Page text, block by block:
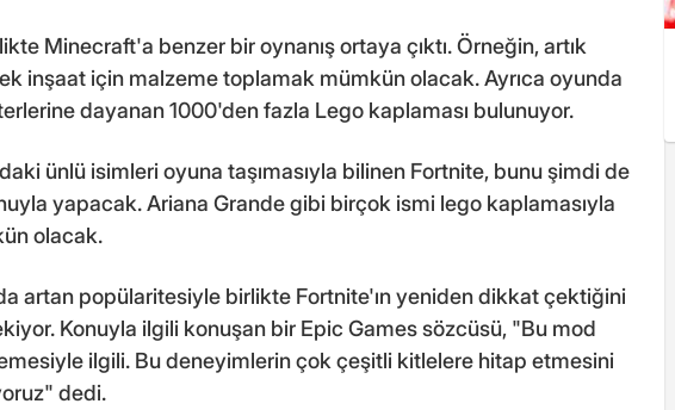
Minecraft'a benzer bir oynanış ortaya çıktı. Örneğin, artık
inşaat için malzeme toplamak mümkün olacak. Ayrıca oyunda
dayanan 1000'den fazla Lego kaplaması bulunuyor.
ünlü isimleri oyuna taşımasıyla bilinen Fortnite, bunu şimdi de
yapacak. Ariana Grande gibi birçok ismi lego kaplamasıyla
olacak.
artan popülaritesiyle birlikte Fortnite'ın yeniden dikkat çektiğini
Konuyla ilgili konuşan bir Epic Games sözcüsü, "Bu mod
ilgili. Bu deneyimlerin çok çeşitli kitlelere hitap etmesini
dedi.